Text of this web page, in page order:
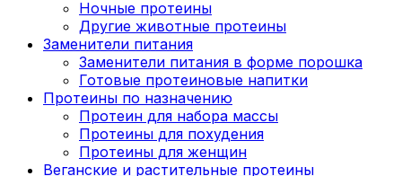
Ночные протеины
Другие животные протеины
Заменители питания
Заменители питания в форме порошка
Готовые протеиновые напитки
Протеины по назначению
Протеин для набора массы
Протеины для похудения
Протеины для женщин
Веганские и растительные протеины